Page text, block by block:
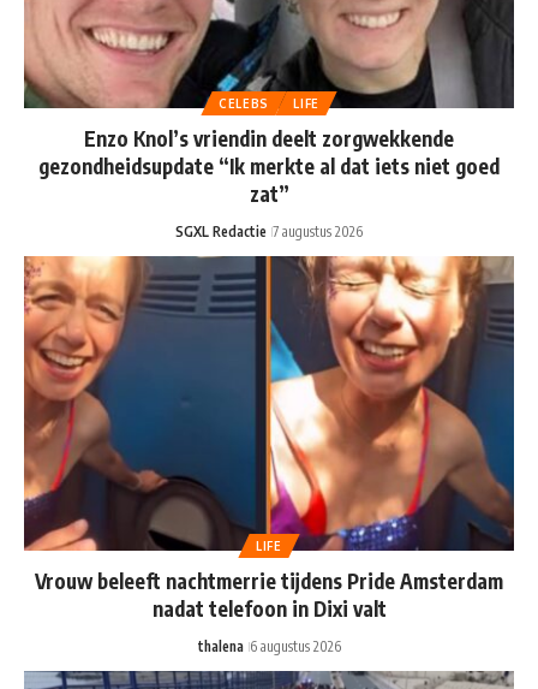
CELEBS LIFE
Enzo Knol’s vriendin deelt zorgwekkende
gezondheidsupdate “Ik merkte al dat iets niet goed
zat”
SGXL Redactie 7 augustus 2026
LIFE
Vrouw beleeft nachtmerrie tijdens Pride Amsterdam
nadat telefoon in Dixi valt
thalena 6 augustus 2026